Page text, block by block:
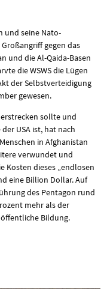
und seine Nato-
gegen das
und die Al-Qaida-Basen
die WSWS die Lügen
der Selbstverteidigung
gewesen.
sollte und
USA ist, hat nach
in Afghanistan
verwundet und
Kosten dieses „endlosen
eine Billion Dollar. Auf
des Pentagon rund
mehr als der
Bildung.